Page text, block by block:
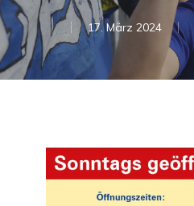
17. März 2024